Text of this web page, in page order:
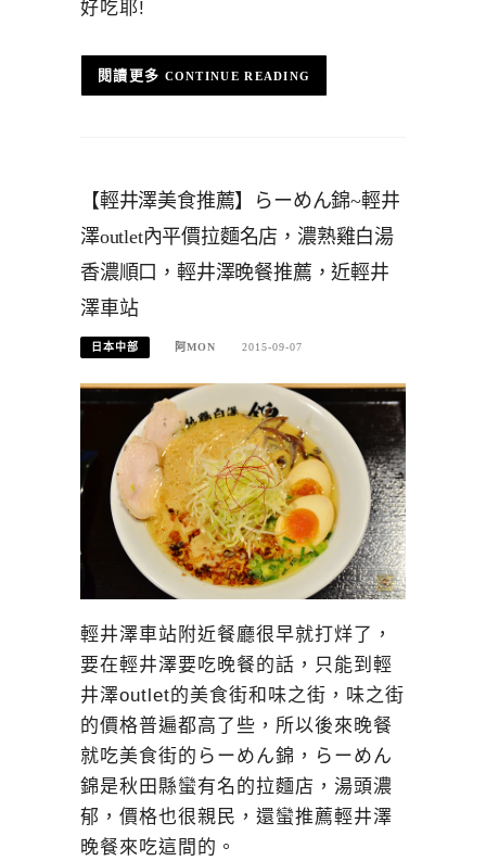
好吃耶!
CONTINUE READING
【輕井澤美食推薦】らーめん錦~輕井
澤outlet內平價拉麵名店，濃熟雞白湯
香濃順口，輕井澤晚餐推薦，近輕井
澤車站
日本中部 阿MON 2015-09-07
輕井澤車站附近餐廳很早就打烊了，
要在輕井澤要吃晚餐的話，只能到輕
井澤outlet的美食街和味之街，味之街
的價格普遍都高了些，所以後來晚餐
就吃美食街的らーめん錦，らーめん
錦是秋田縣蠻有名的拉麵店，湯頭濃
郁，價格也很親民，還蠻推薦輕井澤
晚餐來吃這間的。